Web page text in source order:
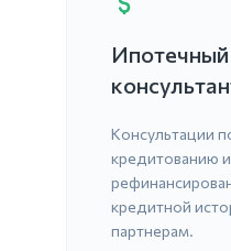
Ипотечный
Консультации
кредитованию и
кредитной
партнерам.